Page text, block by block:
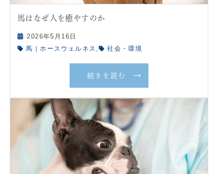
馬はなぜ人を癒やすのか
2026年5月16日
馬｜ホースウェルネス , 社会・環境
続きを読む